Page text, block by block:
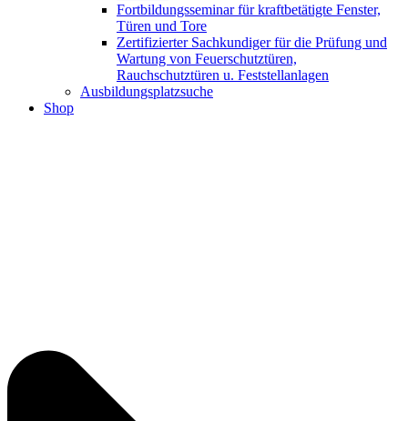
Fortbildungsseminar für kraftbetätigte Fenster,
Türen und Tore
Zertifizierter Sachkundiger für die Prüfung und
Wartung von Feuerschutztüren,
Rauchschutztüren u. Feststellanlagen
Ausbildungsplatzsuche
Shop